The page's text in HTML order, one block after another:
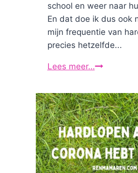
school en weer naar
En dat doe ik dus ook
mijn frequentie van
precies hetzelfde...
Lees meer…Hoe
de
jou
als
loper?